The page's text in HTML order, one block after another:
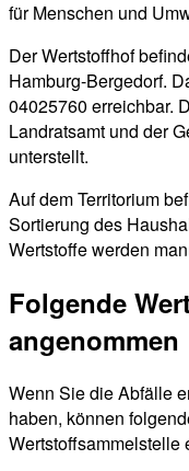
für Menschen und
Der Wertstoffhof
Hamburg-Bergedorf.
04025760 erreichbar.
Landratsamt und der
unterstellt.
Auf dem Territorium
Sortierung des
Wertstoffe werden
Folgende
angenommen
Wenn Sie die Abfälle
haben, können
Wertstoffsammelstelle